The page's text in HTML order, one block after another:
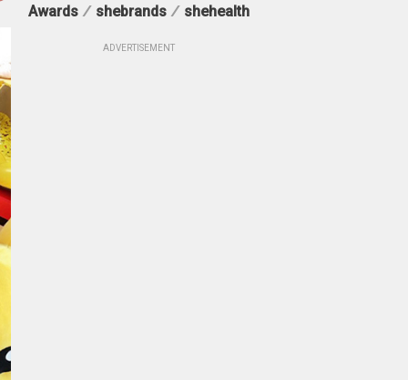
Awards/ shebrands/ shehealth
ADVERTISEMENT